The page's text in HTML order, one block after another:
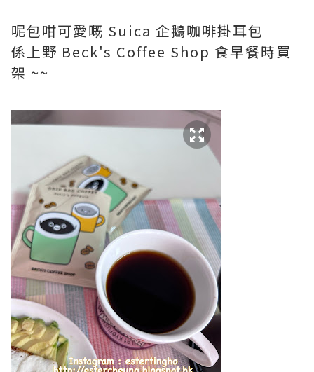
呢包咁可愛嘅 Suica 企鵝咖啡掛耳包
係上野 Beck's Coffee Shop 食早餐時買
架 ~~